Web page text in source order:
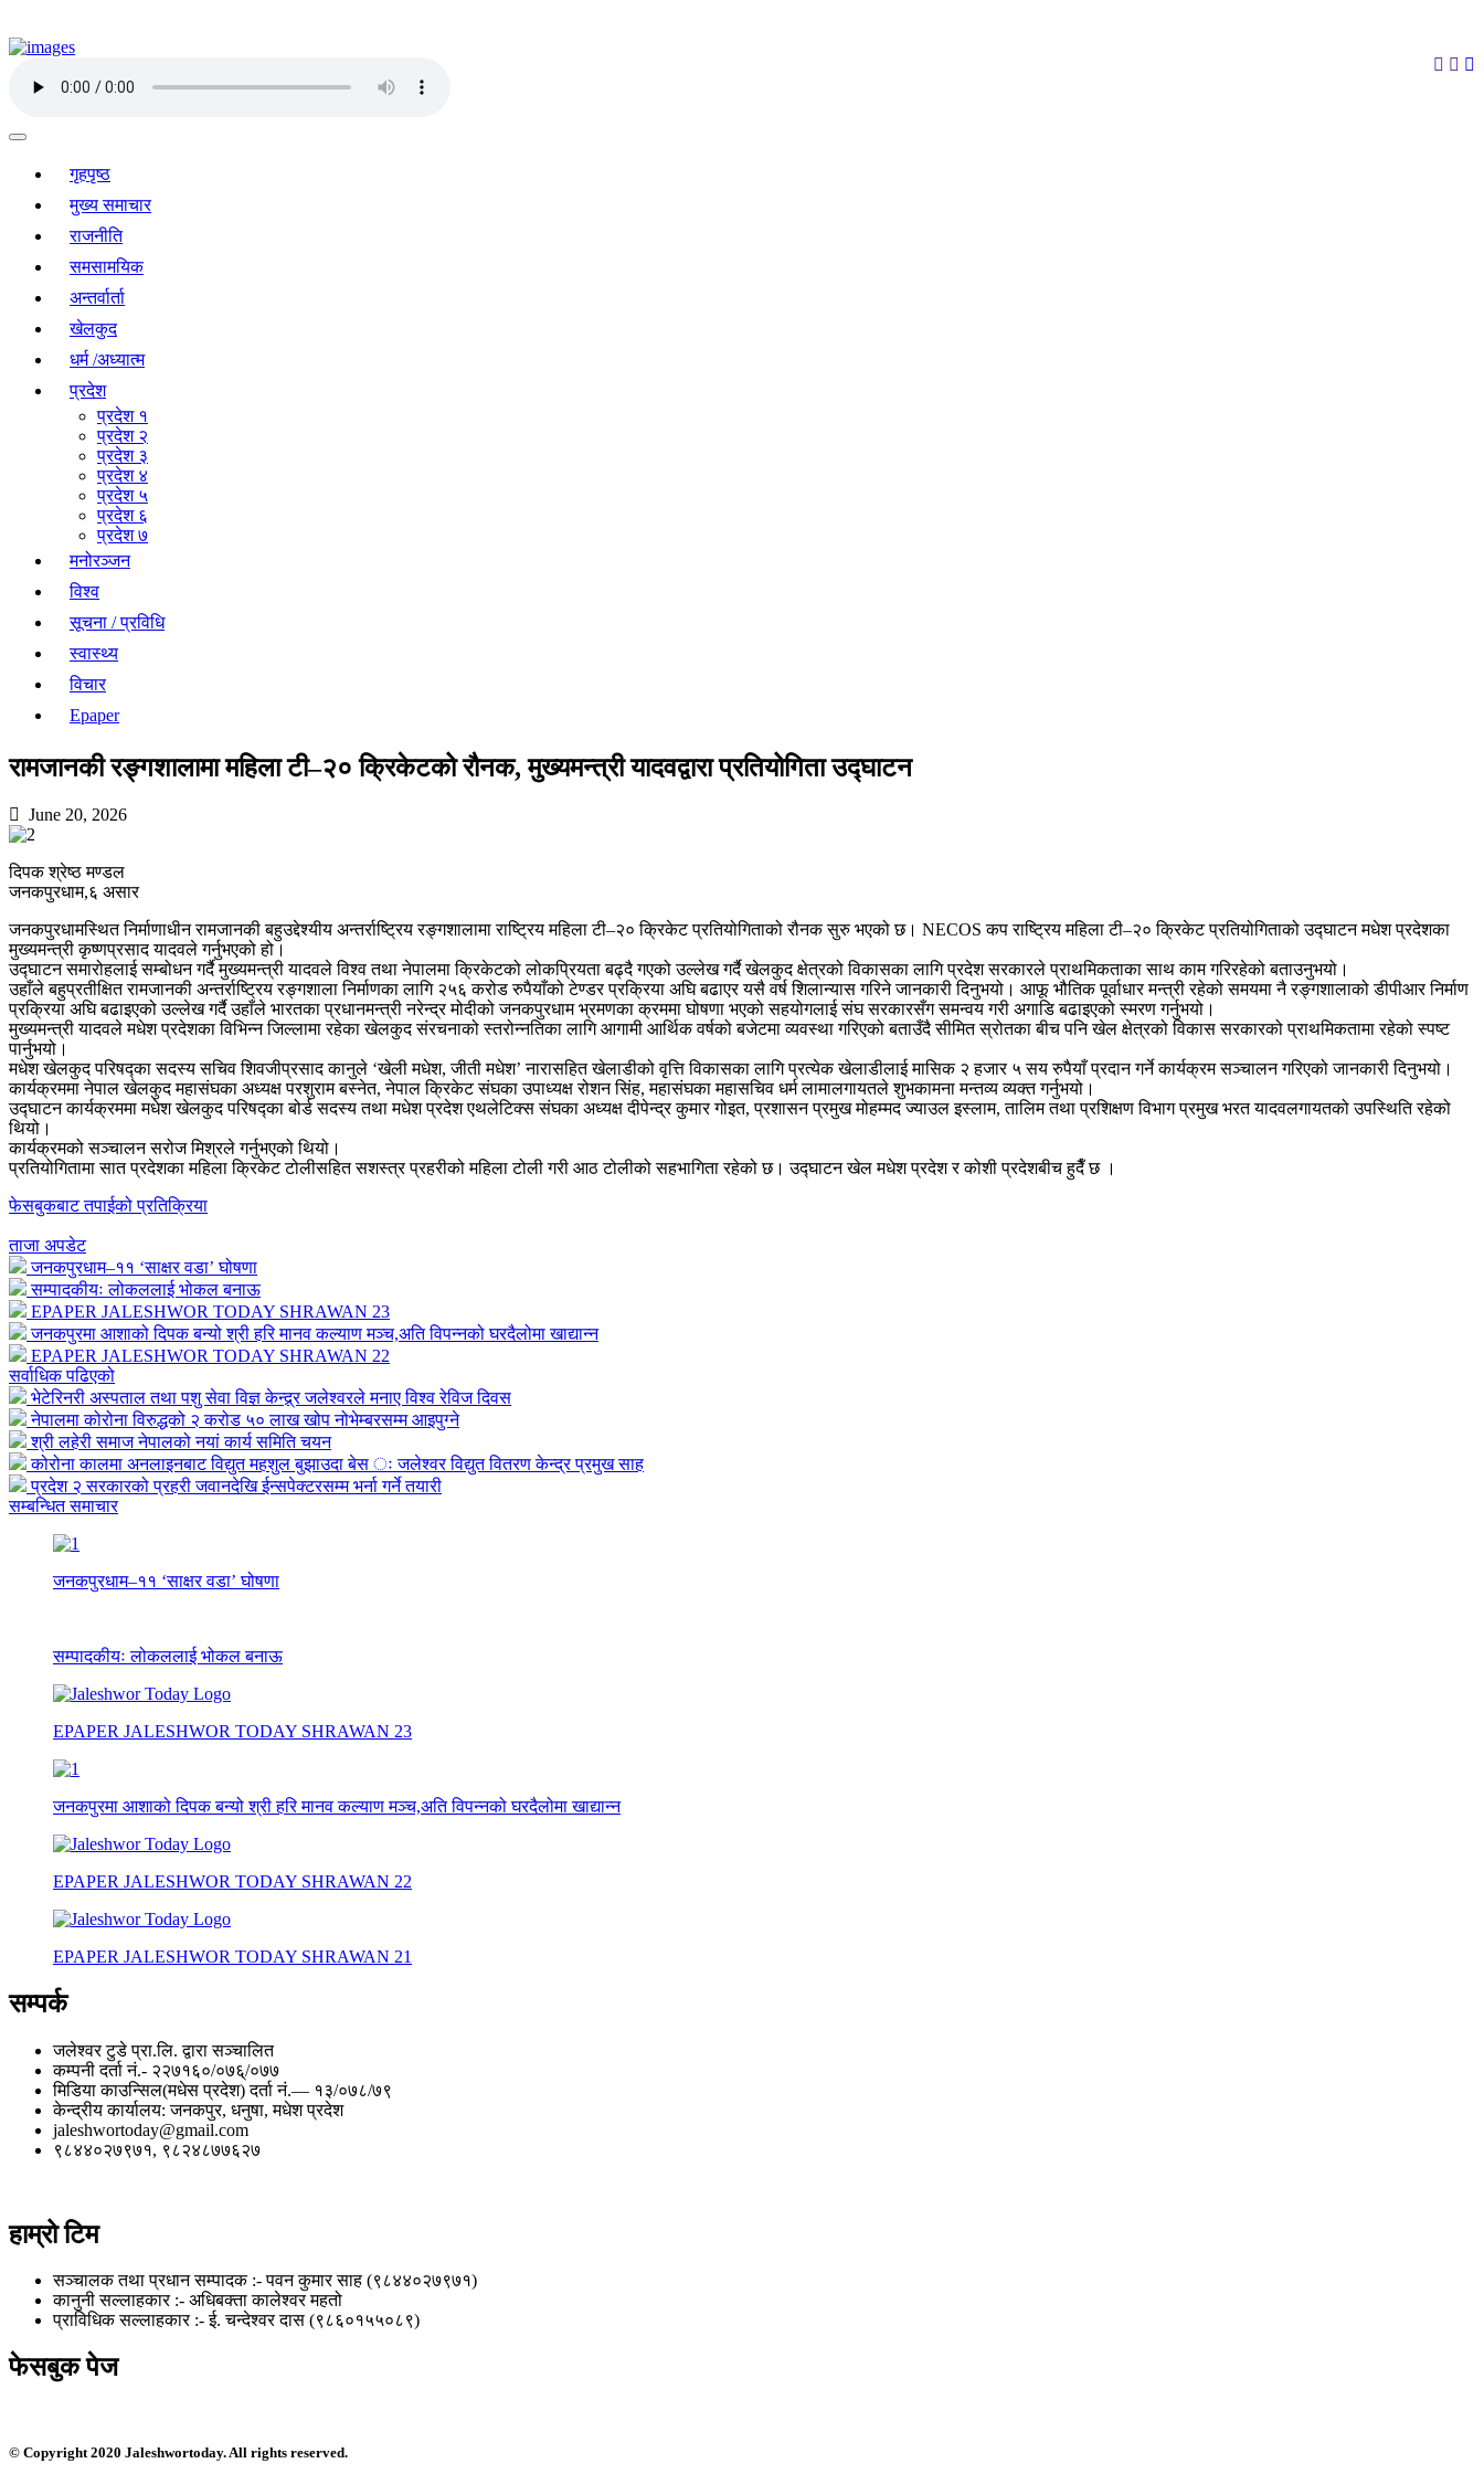
गृहपृष्ठ
मुख्य समाचार
राजनीति
समसामयिक
अन्तर्वार्ता
खेलकुद
धर्म /अध्यात्म
प्रदेश
प्रदेश १
प्रदेश २
प्रदेश ३
प्रदेश ४
प्रदेश ५
प्रदेश ६
प्रदेश ७
मनोरञ्जन
विश्व
सूचना / प्रविधि
स्वास्थ्य
विचार
Epaper
रामजानकी रङ्गशालामा महिला टी–२० क्रिकेटको रौनक, मुख्यमन्त्री यादवद्वारा प्रतियोगिता उद्घाटन
June 20, 2026
दिपक श्रेष्ठ मण्डल
जनकपुरधाम,६ असार
जनकपुरधामस्थित निर्माणाधीन रामजानकी बहुउद्देश्यीय अन्तर्राष्ट्रिय रङ्गशालामा राष्ट्रिय महिला टी–२० क्रिकेट प्रतियोगिताको रौनक सुरु भएको छ। NECOS कप राष्ट्रिय महिला टी–२० क्रिकेट प्रतियोगिताको उद्घाटन मधेश प्रदेशका
मुख्यमन्त्री कृष्णप्रसाद यादवले गर्नुभएको हो।
उद्घाटन समारोहलाई सम्बोधन गर्दै मुख्यमन्त्री यादवले विश्व तथा नेपालमा क्रिकेटको लोकप्रियता बढ्दै गएको उल्लेख गर्दै खेलकुद क्षेत्रको विकासका लागि प्रदेश सरकारले प्राथमिकताका साथ काम गरिरहेको बताउनुभयो।
उहाँले बहुप्रतीक्षित रामजानकी अन्तर्राष्ट्रिय रङ्गशाला निर्माणका लागि २५६ करोड रुपैयाँको टेण्डर प्रक्रिया अघि बढाएर यसै वर्ष शिलान्यास गरिने जानकारी दिनुभयो। आफू भौतिक पूर्वाधार मन्त्री रहेको समयमा नै रङ्गशालाको डीपीआर निर्माण
प्रक्रिया अघि बढाइएको उल्लेख गर्दै उहाँले भारतका प्रधानमन्त्री नरेन्द्र मोदीको जनकपुरधाम भ्रमणका क्रममा घोषणा भएको सहयोगलाई संघ सरकारसँग समन्वय गरी अगाडि बढाइएको स्मरण गर्नुभयो।
मुख्यमन्त्री यादवले मधेश प्रदेशका विभिन्न जिल्लामा रहेका खेलकुद संरचनाको स्तरोन्नतिका लागि आगामी आर्थिक वर्षको बजेटमा व्यवस्था गरिएको बताउँदै सीमित स्रोतका बीच पनि खेल क्षेत्रको विकास सरकारको प्राथमिकतामा रहेको स्पष्ट
पार्नुभयो।
मधेश खेलकुद परिषद्का सदस्य सचिव शिवजीप्रसाद कानुले ‘खेली मधेश, जीती मधेश’ नारासहित खेलाडीको वृत्ति विकासका लागि प्रत्येक खेलाडीलाई मासिक २ हजार ५ सय रुपैयाँ प्रदान गर्ने कार्यक्रम सञ्चालन गरिएको जानकारी दिनुभयो।
कार्यक्रममा नेपाल खेलकुद महासंघका अध्यक्ष परशुराम बस्नेत, नेपाल क्रिकेट संघका उपाध्यक्ष रोशन सिंह, महासंघका महासचिव धर्म लामालगायतले शुभकामना मन्तव्य व्यक्त गर्नुभयो।
उद्घाटन कार्यक्रममा मधेश खेलकुद परिषद्का बोर्ड सदस्य तथा मधेश प्रदेश एथलेटिक्स संघका अध्यक्ष दीपेन्द्र कुमार गोइत, प्रशासन प्रमुख मोहम्मद ज्याउल इस्लाम, तालिम तथा प्रशिक्षण विभाग प्रमुख भरत यादवलगायतको उपस्थिति रहेको
थियो।
कार्यक्रमको सञ्चालन सरोज मिश्रले गर्नुभएको थियो।
प्रतियोगितामा सात प्रदेशका महिला क्रिकेट टोलीसहित सशस्त्र प्रहरीको महिला टोली गरी आठ टोलीको सहभागिता रहेको छ। उद्घाटन खेल मधेश प्रदेश र कोशी प्रदेशबीच हुदैँ छ ।
फेसबुकबाट तपाईको प्रतिक्रिया
ताजा अपडेट
जनकपुरधाम–११ ‘साक्षर वडा’ घोषणा
सम्पादकीयः लोकललाई भोकल बनाऊ
EPAPER JALESHWOR TODAY SHRAWAN 23
जनकपुरमा आशाको दिपक बन्यो श्री हरि मानव कल्याण मञ्च,अति विपन्नको घरदैलोमा खाद्यान्न
EPAPER JALESHWOR TODAY SHRAWAN 22
सर्वाधिक पढिएको
भेटेरिनरी अस्पताल तथा पशु सेवा विज्ञ केन्द्र्र जलेश्वरले मनाए विश्व रेविज दिवस
नेपालमा कोरोना विरुद्धको २ करोड ५० लाख खोप नोभेम्बरसम्म आइपुग्ने
श्री लहेरी समाज नेपालको नयां कार्य समिति चयन
कोरोना कालमा अनलाइनबाट विद्युत महशुल बुझाउदा बेस ः जलेश्वर विद्युत वितरण केन्द्र प्रमुख साह
प्रदेश २ सरकारको प्रहरी जवानदेखि ईन्सपेक्टरसम्म भर्ना गर्ने तयारी
सम्बन्धित समाचार
जनकपुरधाम–११ ‘साक्षर वडा’ घोषणा
सम्पादकीयः लोकललाई भोकल बनाऊ
EPAPER JALESHWOR TODAY SHRAWAN 23
जनकपुरमा आशाको दिपक बन्यो श्री हरि मानव कल्याण मञ्च,अति विपन्नको घरदैलोमा खाद्यान्न
EPAPER JALESHWOR TODAY SHRAWAN 22
EPAPER JALESHWOR TODAY SHRAWAN 21
सम्पर्क
जलेश्वर टुडे प्रा.लि. द्वारा सञ्चालित
कम्पनी दर्ता नं.- २२७१६०/०७६्/०७७
मिडिया काउन्सिल(मधेस प्रदेश) दर्ता नं.— १३/०७८/७९
केन्द्रीय कार्यालय: जनकपुर, धनुषा, मधेश प्रदेश
jaleshwortoday@gmail.com
९८४४०२७९७१, ९८२४८७७६२७
हाम्रो टिम
सञ्चालक तथा प्रधान सम्पादक :- पवन कुमार साह (९८४४०२७९७१)
कानुनी सल्लाहकार :- अधिबक्ता कालेश्वर महतो
प्राविधिक सल्लाहकार :- ई. चन्देश्वर दास (९८६०१५५०८९)
फेसबुक पेज
© Copyright 2020 Jaleshwortoday. All rights reserved.